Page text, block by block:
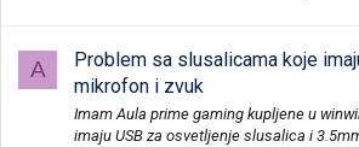
A
Problem sa slusalicama koje
mikrofon i zvuk
Imam Aula prime gaming kupljene u
imaju USB za osvetljenje slusalica i